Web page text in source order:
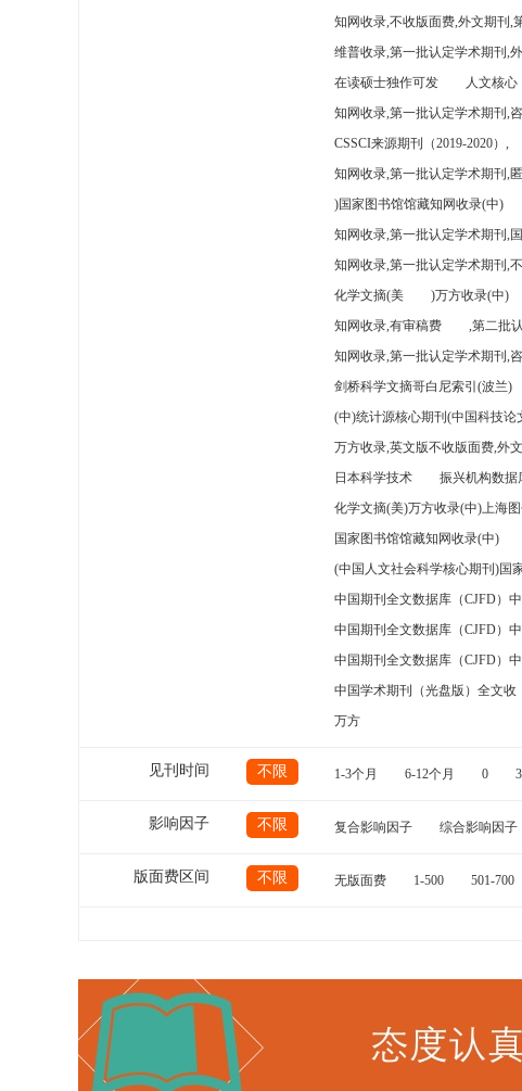
知网收录,不收版面费,外文期刊,
维普收录,第一批认定学术期刊,
在读硕士独作可发
人文核心
知网收录,第一批认定学术期刊,
CSSCI来源期刊（2019-2020）,
知网收录,第一批认定学术期刊,
)国家图书馆馆藏知网收录(中)
知网收录,第一批认定学术期刊,
知网收录,第一批认定学术期刊,
化学文摘(美
)万方收录(中)
知网收录,有审稿费
,第二批
知网收录,第一批认定学术期刊,
剑桥科学文摘哥白尼索引(波兰)
(中)统计源核心期刊(中国科技论
万方收录,英文版不收版面费,外
日本科学技术
振兴机构数据
化学文摘(美)万方收录(中)上海
国家图书馆馆藏知网收录(中)
(中国人文社会科学核心期刊)国
中国期刊全文数据库（CJFD）
中国期刊全文数据库（CJFD）
中国期刊全文数据库（CJFD）
中国学术期刊（光盘版）全文收
万方
见刊时间 不限 1-3个月 6-12个月 0
影响因子 不限 复合影响因子 综合影响因子
版面费区间 不限 无版面费 1-500 501-700